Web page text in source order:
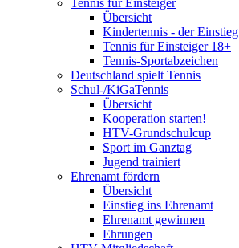
Tennis für Einsteiger
Übersicht
Kindertennis - der Einstieg
Tennis für Einsteiger 18+
Tennis-Sportabzeichen
Deutschland spielt Tennis
Schul-/KiGaTennis
Übersicht
Kooperation starten!
HTV-Grundschulcup
Sport im Ganztag
Jugend trainiert
Ehrenamt fördern
Übersicht
Einstieg ins Ehrenamt
Ehrenamt gewinnen
Ehrungen